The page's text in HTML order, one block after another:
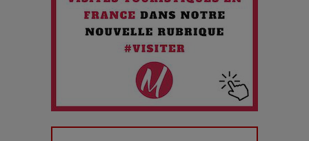
Maïra Kerey, la “voix d’or du Kazakhstan”, célèbre ses 30
ans de carrière à la Salle Gaveau
Les dessous de la fast fashion : un désastre écologique en